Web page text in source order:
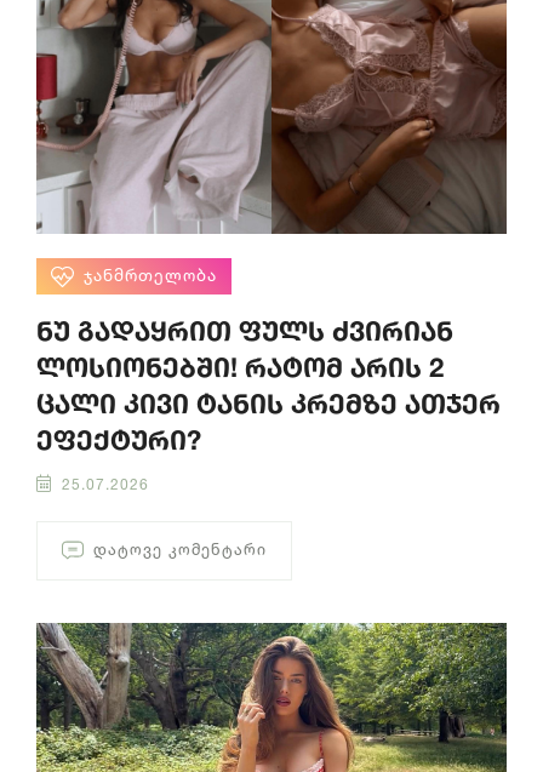
ᲯᲐᲜᲛᲠᲗᲔᲚᲝᲑᲐ
ნუ გადაყრით ფულს ძვირიან
ლოსიონებში! რატომ არის 2
ცალი კივი ტანის კრემზე ათჯერ
ეფექტური?
25.07.2026
ᲓᲐᲢᲝᲕᲔ ᲙᲝᲛᲔᲜᲢᲐᲠᲘ